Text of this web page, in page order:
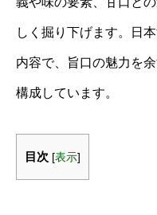
しく掘り下げます。日
内容で、旨口の魅力を
構成しています。
目次 [表示]